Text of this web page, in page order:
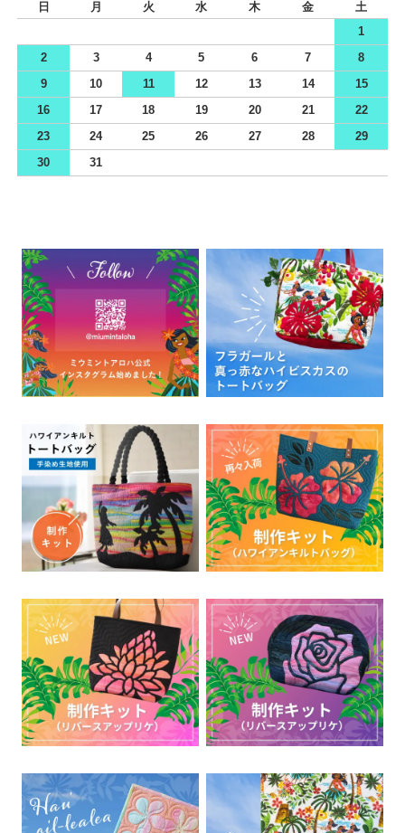
日
月 火 水 木 金
土
1
2 3 4 5 6 7 8
9 10 11 12 13 14 15
16 17 18 19 20 21 22
23 24 25 26 27 28 29
30 31